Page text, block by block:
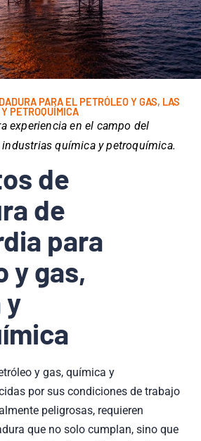
PARA EL PETRÓLEO Y GAS, LAS
PETROQUÍMICA
experiencia en el campo del
química y petroquímica.
de
de
para
y gas,
y
y gas, química y
por sus condiciones de trabajo
peligrosas, requieren
que no solo cumplan, sino que